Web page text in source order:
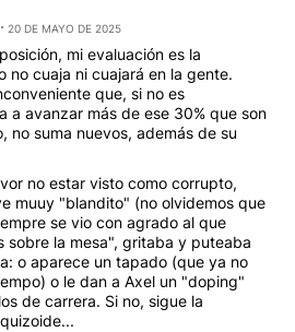
20 DE MAYO DE 2025
mi evaluación es la
no cuaja ni cuajará en la gente.
que, si no es
a avanzar más de ese 30% que son
no suma nuevos, además de su
no estar visto como corrupto,
muuy "blandito" (no olvidemos que
se vio con agrado al que
sobre la mesa", gritaba y puteaba
o aparece un tapado (que ya no
o le dan a Axel un "doping"
de carrera. Si no, sigue la